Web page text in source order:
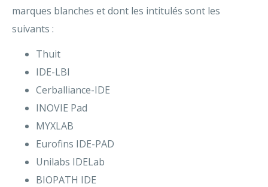
marques blanches et dont les intitulés sont les
suivants :
Thuit
IDE-LBI
Cerballiance-IDE
INOVIE Pad
MYXLAB
Eurofins IDE-PAD
Unilabs IDELab
BIOPATH IDE